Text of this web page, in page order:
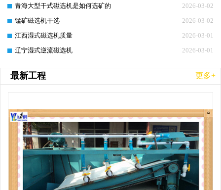
2026-03-02
青海大型干式磁选机是如何选矿的
2026-03-02
锰矿磁选机干选
2026-03-01
江西湿式磁选机质量
2026-03-01
辽宁湿式逆流磁选机
最新工程 更多+